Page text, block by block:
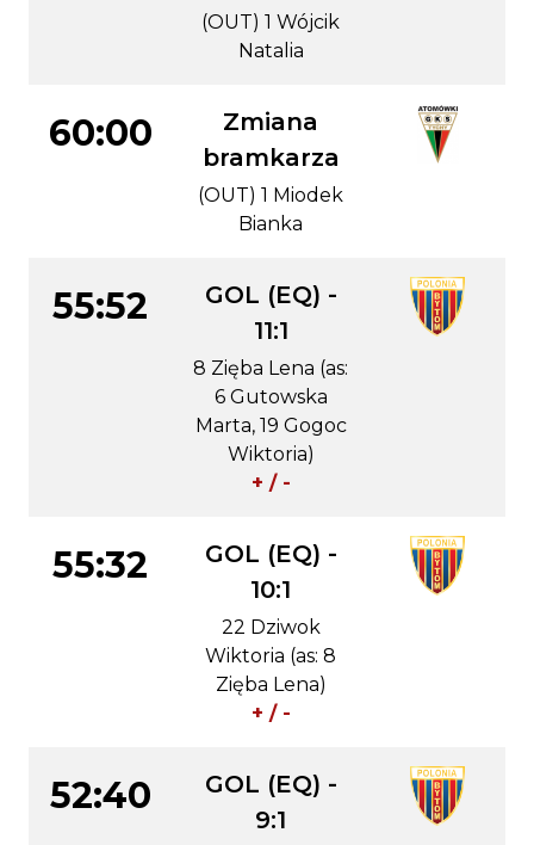
(OUT) 1 Wójcik
Natalia
60:00
Zmiana
bramkarza
(OUT) 1 Miodek
Bianka
55:52
GOL (EQ) -
11:1
8 Zięba Lena (as:
6 Gutowska
Marta, 19 Gogoc
Wiktoria)
+ / -
55:32
GOL (EQ) -
10:1
22 Dziwok
Wiktoria (as: 8
Zięba Lena)
+ / -
52:40
GOL (EQ) -
9:1